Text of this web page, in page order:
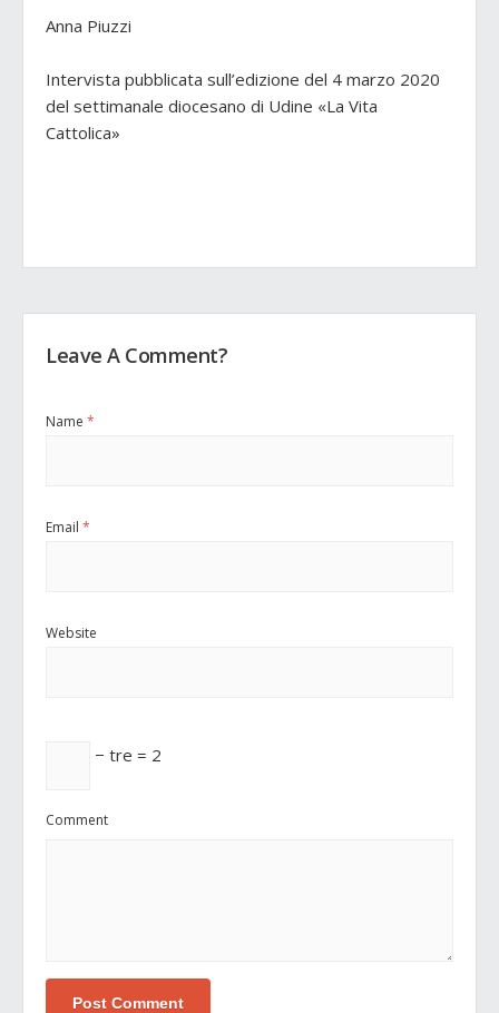
Anna Piuzzi
Intervista pubblicata sull’edizione del 4 marzo 2020
del settimanale diocesano di Udine «La Vita
Cattolica»
Leave A Comment?
Name *
Email *
Website
− tre = 2
Comment